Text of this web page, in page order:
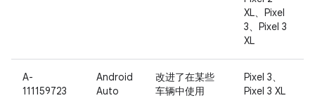
XL、Pixel
3、Pixel 3
XL
A-
111159723
Android
Auto
改进了在某些
车辆中使用
Pixel 3、
Pixel 3 XL